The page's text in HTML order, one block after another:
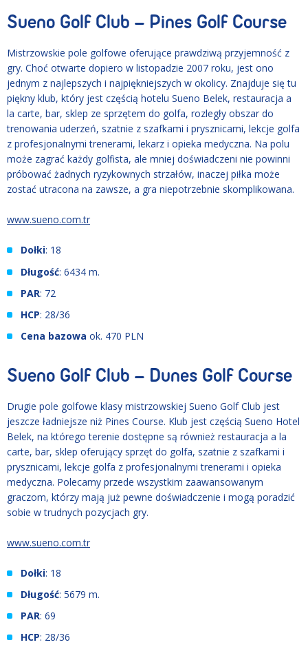
Sueno Golf Club – Pines Golf Course
Mistrzowskie pole golfowe oferujące prawdziwą przyjemność z
gry. Choć otwarte dopiero w listopadzie 2007 roku, jest ono
jednym z najlepszych i najpiękniejszych w okolicy. Znajduje się tu
piękny klub, który jest częścią hotelu Sueno Belek, restauracja a
la carte, bar, sklep ze sprzętem do golfa, rozległy obszar do
trenowania uderzeń, szatnie z szafkami i prysznicami, lekcje golfa
z profesjonalnymi trenerami, lekarz i opieka medyczna. Na polu
może zagrać każdy golfista, ale mniej doświadczeni nie powinni
próbować żadnych ryzykownych strzałów, inaczej piłka może
zostać utracona na zawsze, a gra niepotrzebnie skomplikowana.
www.sueno.com.tr
Dołki: 18
Długość: 6434 m.
PAR: 72
HCP: 28/36
Cena bazowa ok. 470 PLN
Sueno Golf Club – Dunes Golf Course
Drugie pole golfowe klasy mistrzowskiej Sueno Golf Club jest
jeszcze ładniejsze niż Pines Course. Klub jest częścią Sueno Hotel
Belek, na którego terenie dostępne są również restauracja a la
carte, bar, sklep oferujący sprzęt do golfa, szatnie z szafkami i
prysznicami, lekcje golfa z profesjonalnymi trenerami i opieka
medyczna. Polecamy przede wszystkim zaawansowanym
graczom, którzy mają już pewne doświadczenie i mogą poradzić
sobie w trudnych pozycjach gry.
www.sueno.com.tr
Dołki: 18
Długość: 5679 m.
PAR: 69
HCP: 28/36